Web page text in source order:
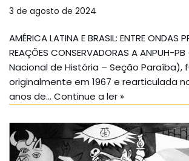
3 de agosto de 2024
AMÉRICA LATINA E BRASIL: ENTRE ONDAS
REAÇÕES CONSERVADORAS A ANPUH-
Nacional de História – Seção Paraíba),
originalmente em 1967 e rearticulada
anos de… Continue a ler »